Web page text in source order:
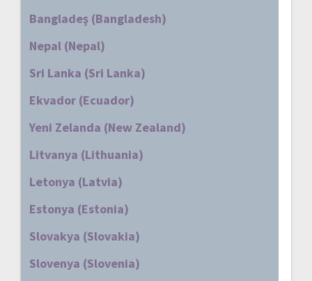
Bangladeş (Bangladesh)
Nepal (Nepal)
Sri Lanka (Sri Lanka)
Ekvador (Ecuador)
Yeni Zelanda (New Zealand)
Litvanya (Lithuania)
Letonya (Latvia)
Estonya (Estonia)
Slovakya (Slovakia)
Slovenya (Slovenia)